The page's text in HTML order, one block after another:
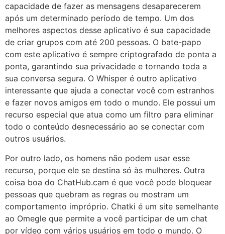
capacidade de fazer as mensagens desaparecerem
após um determinado período de tempo. Um dos
melhores aspectos desse aplicativo é sua capacidade
de criar grupos com até 200 pessoas. O bate-papo
com este aplicativo é sempre criptografado de ponta a
ponta, garantindo sua privacidade e tornando toda a
sua conversa segura. O Whisper é outro aplicativo
interessante que ajuda a conectar você com estranhos
e fazer novos amigos em todo o mundo. Ele possui um
recurso especial que atua como um filtro para eliminar
todo o conteúdo desnecessário ao se conectar com
outros usuários.
Por outro lado, os homens não podem usar esse
recurso, porque ele se destina só às mulheres. Outra
coisa boa do ChatHub.cam é que você pode bloquear
pessoas que quebram as regras ou mostram um
comportamento impróprio. Chatki é um site semelhante
ao Omegle que permite a você participar de um chat
por vídeo com vários usuários em todo o mundo. O